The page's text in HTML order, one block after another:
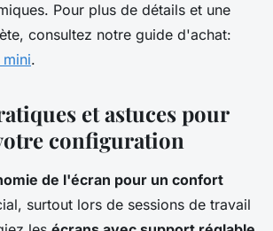
Pour plus de détails et une
consultez notre guide d'achat:
.
et astuces pour
configuration
de l'écran pour un confort
surtout lors de sessions de travail